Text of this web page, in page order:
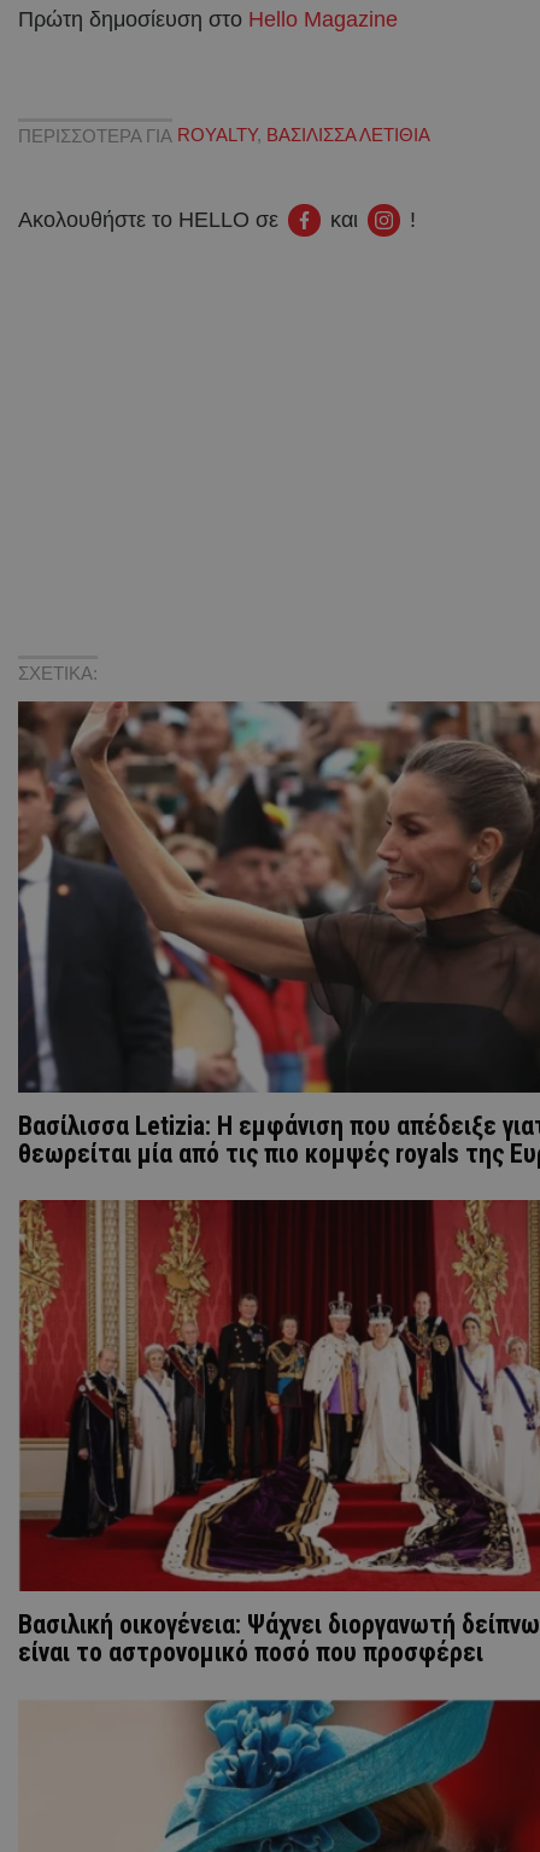
Πρώτη δημοσίευση στο Hello Magazine
ΠΕΡΙΣΣΟΤΕΡΑ ΓΙΑ ROYALTY, ΒΑΣΙΛΙΣΣΑ ΛΕΤΙΘΙΑ
Ακολουθήστε το HELLO σε και !
ΣΧΕΤΙΚΑ:
Βασίλισσα Letizia: H εμφάνιση που απέδειξε
θεωρείται μία από τις πιο κομψές royals της
Bασιλική οικογένεια: Ψάχνει διοργανωτή
είναι το αστρονομικό ποσό που προσφέρει